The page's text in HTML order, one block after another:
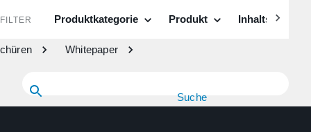
FILTER Produktkategorie Produkt Inhaltstyp
Whitepaper
Suche